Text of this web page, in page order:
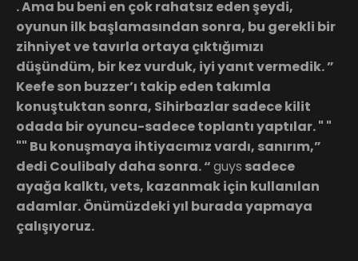
. Ama bu beni en çok rahatsız eden şeydi,
oyunun ilk başlamasından sonra, bu gerekli bir
zihniyet ve tavırla ortaya çıktığımızı
düşündüm, bir kez vurduk, iyi yanıt vermedik. ”
Keefe son buzzer’ı takip eden takımla
konuştuktan sonra, Sihirbazlar sadece kilit
odada bir oyuncu-sadece toplantı yaptılar. " "
"" Bu konuşmaya ihtiyacımız vardı, sanırım,”
dedi Coulibaly daha sonra. “guys sadece
ayağa kalktı, vets, kazanmak için kullanılan
adamlar. Önümüzdeki yıl burada yapmaya
çalışıyoruz.